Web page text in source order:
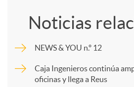
m
p
Noticias
NEWS & YOU n.º 12
Caja Ingenieros continúa
oficinas y llega a Reus